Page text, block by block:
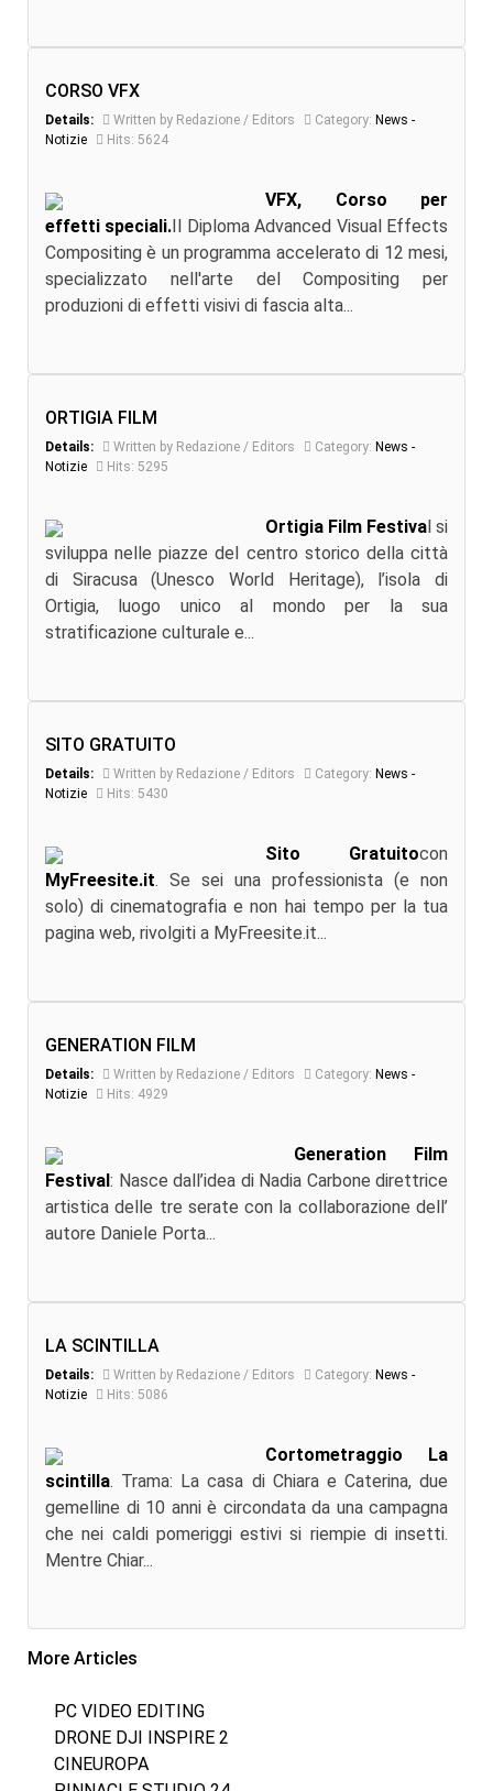
CORSO VFX
Details: Written by Redazione / Editors Category: News -
Notizie
Hits: 5624
VFX, Corso per
effetti speciali.Il Diploma Advanced Visual Effects
Compositing è un programma accelerato di 12 mesi,
specializzato nell'arte del Compositing per
produzioni di effetti visivi di fascia alta...
ORTIGIA FILM
Details: Written by Redazione / Editors Category: News -
Notizie
Hits: 5295
Ortigia Film Festival si
sviluppa nelle piazze del centro storico della città
di Siracusa (Unesco World Heritage), l’isola di
Ortigia, luogo unico al mondo per la sua
stratificazione culturale e...
SITO GRATUITO
Details: Written by Redazione / Editors Category: News -
Notizie
Hits: 5430
Sito Gratuitocon
MyFreesite.it. Se sei una professionista (e non
solo) di cinematografia e non hai tempo per la tua
pagina web, rivolgiti a MyFreesite.it...
GENERATION FILM
Details: Written by Redazione / Editors Category: News -
Notizie
Hits: 4929
Generation Film
Festival: Nasce dall’idea di Nadia Carbone direttrice
artistica delle tre serate con la collaborazione dell’
autore Daniele Porta...
LA SCINTILLA
Details: Written by Redazione / Editors Category: News -
Notizie
Hits: 5086
Cortometraggio La
scintilla. Trama: La casa di Chiara e Caterina, due
gemelline di 10 anni è circondata da una campagna
che nei caldi pomeriggi estivi si riempie di insetti.
Mentre Chiar...
More Articles
PC VIDEO EDITING
DRONE DJI INSPIRE 2
CINEUROPA